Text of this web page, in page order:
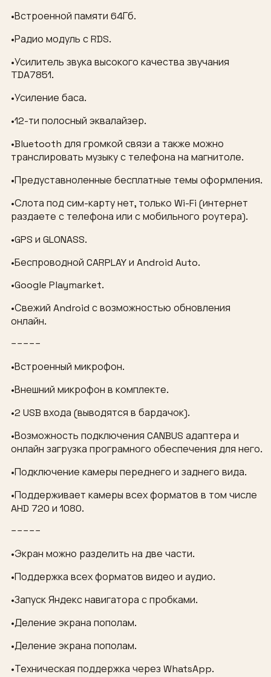
•Встроенной памяти 64Гб.
•Радио модуль с RDS.
•Усилитель звука высокого качества звучания
TDA7851.
•Усиление баса.
•12-ти полосный эквалайзер.
•Bluetooth для громкой связи а также можно
транслировать музыку с телефона на магнитоле.
•Предуставноленные бесплатные темы оформления.
•Слота под сим-карту нет, только Wi-Fi (интернет
раздаете с телефона или с мобильного роутера).
•GPS и GLONASS.
•Беспроводной CARPLAY и Android Auto.
•Google Playmarket.
•Свежий Android с возможностью обновления
онлайн.
−−−−−
•Встроенный микрофон.
•Внешний микрофон в комплекте.
•2 USB входа (выводятся в бардачок).
•Возможность подключения CANBUS адаптера и
онлайн загрузка програмного обеспечения для него.
•Подключение камеры переднего и заднего вида.
•Поддерживает камеры всех форматов в том числе
AHD 720 и 1080.
−−−−−
•Экран можно разделить на две части.
•Поддержка всех форматов видео и аудио.
•Запуск Яндекс навигатора с пробками.
•Деление экрана пополам.
•Деление экрана пополам.
•Техническая поддержка через WhatsApp.